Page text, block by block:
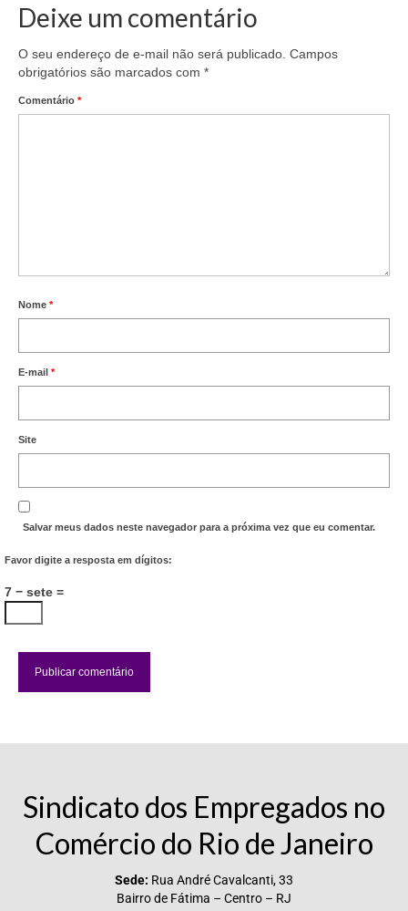
Homologações
Jurídico
Declarações
FIQUE POR DENTRO
Publicações
EMPRESAS
Boletos
Seja um conveniado
Deixe um comentário
O seu endereço de e-mail não será publicado. Campos
obrigatórios são marcados com *
Comentário *
Nome *
E-mail *
Site
Salvar meus dados neste navegador para a próxima vez que eu comentar.
Favor digite a resposta em dígitos:
7 − sete =
Sindicato dos Empregados no
Comércio do Rio de Janeiro
Sede: Rua André Cavalcanti, 33
Bairro de Fátima – Centro – RJ